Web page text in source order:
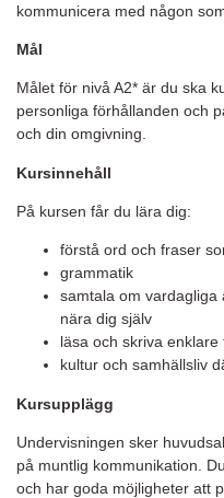
kommunicera med någon
Mål
Målet för nivå A2* är du ska
personliga förhållanden och
och din omgivning.
Kursinnehåll
På kursen får du lära dig:
förstå ord och fraser
grammatik
samtala om vardagliga
nära dig själv
läsa och skriva
kultur och samhällsliv
Kursupplägg
Undervisningen sker
på muntlig kommunikation.
och har goda möjligheter att